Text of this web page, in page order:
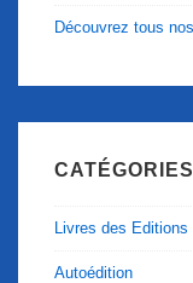
Découvrez tous
CATÉGORIES
Livres des
Autoédition